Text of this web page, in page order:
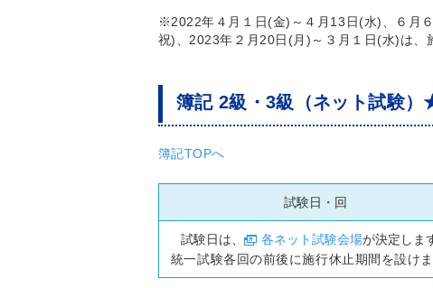
※2022年４月１日(金)～４月13日(水)、６月
祝)、2023年２月20日(月)～３月１日(水)は、
簿記 2級・3級（ネット試験
簿記TOPへ
試験日・回
試験日は、 各ネット試験会場が決定しま
統一試験各回の前後に施行休止期間を設けま